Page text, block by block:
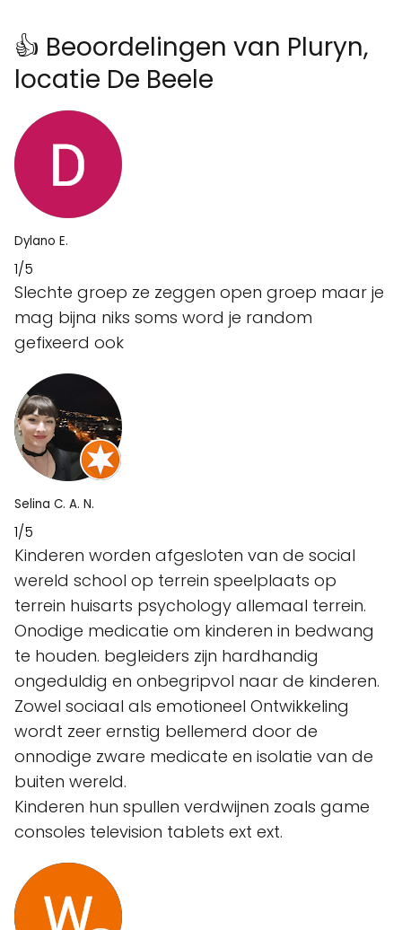
👍 Beoordelingen van Pluryn,
locatie De Beele
Dylano E.
1/5
Slechte groep ze zeggen open groep maar je
mag bijna niks soms word je random
gefixeerd ook
Selina C. A. N.
1/5
Kinderen worden afgesloten van de social
wereld school op terrein speelplaats op
terrein huisarts psychology allemaal terrein.
Onodige medicatie om kinderen in bedwang
te houden. begleiders zijn hardhandig
ongeduldig en onbegripvol naar de kinderen.
Zowel sociaal als emotioneel Ontwikkeling
wordt zeer ernstig bellemerd door de
onnodige zware medicate en isolatie van de
buiten wereld.
Kinderen hun spullen verdwijnen zoals game
consoles television tablets ext ext.